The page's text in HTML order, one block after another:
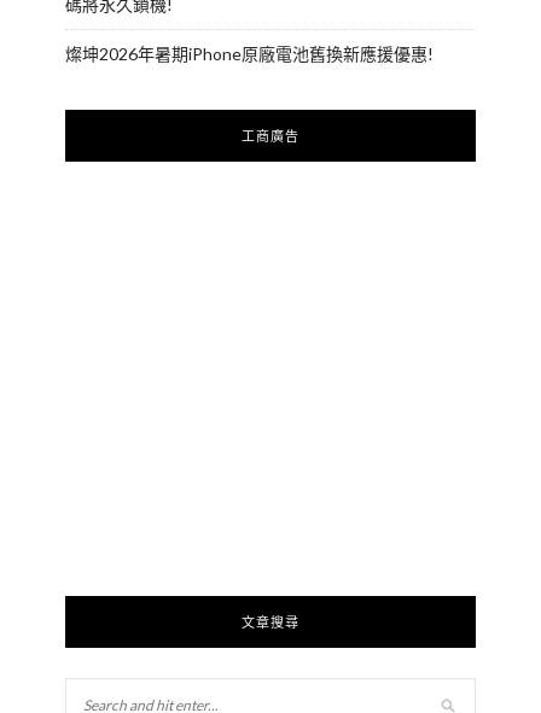
碼將永久鎖機!
燦坤2026年暑期iPhone原廠電池舊換新應援優惠!
工商廣告
文章搜尋